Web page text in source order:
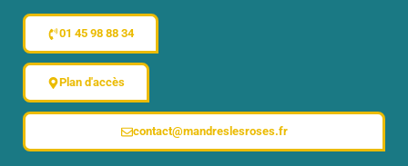
01 45 98 88 34
Plan d'accès
contact@mandreslesroses.fr